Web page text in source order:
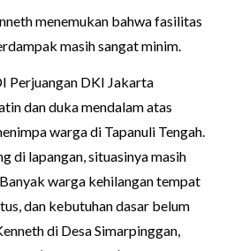
menemukan bahwa fasilitas
masih sangat minim.
Perjuangan DKI Jakarta
dan duka mendalam atas
warga di Tapanuli Tengah.
di lapangan, situasinya masih
warga kehilangan tempat
dan kebutuhan dasar belum
di Desa Simarpinggan,